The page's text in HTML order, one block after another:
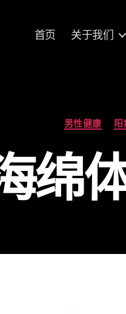
首页 关于我们
分
类
男性健康 阳
绵